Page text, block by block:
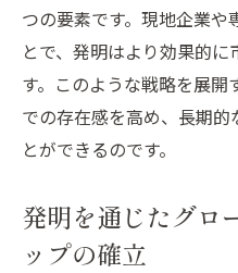
つの要素です。現地企業
とで、発明はより効果的
す。このような戦略を展
での存在感を高め、長期
とができるのです。
発明を通じたグロ
ップの確立